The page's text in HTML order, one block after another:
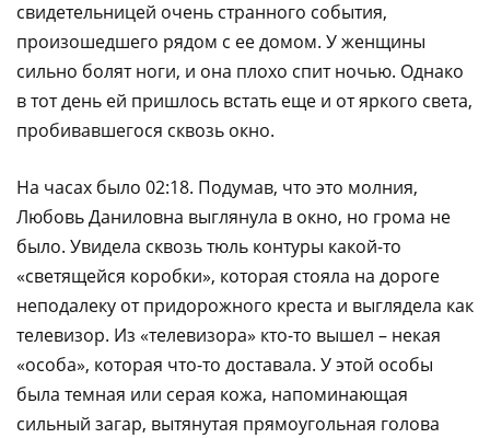
свидетельницей очень странного события,
произошедшего рядом с ее домом. У женщины
сильно болят ноги, и она плохо спит ночью. Однако
в тот день ей пришлось встать еще и от яркого света,
пробивавшегося сквозь окно.
На часах было 02:18. Подумав, что это молния,
Любовь Даниловна выглянула в окно, но грома не
было. Увидела сквозь тюль контуры какой-то
«светящейся коробки», которая стояла на дороге
неподалеку от придорожного креста и выглядела как
телевизор. Из «телевизора» кто-то вышел – некая
«особа», которая что-то доставала. У этой особы
была темная или серая кожа, напоминающая
сильный загар, вытянутая прямоугольная голова